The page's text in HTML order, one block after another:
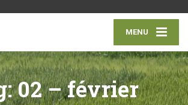
MENU
02 – février